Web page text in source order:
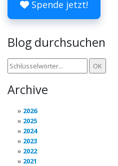
Spende jetzt!
Blog durchsuchen
Archive
2026
2025
2024
2023
2022
2021